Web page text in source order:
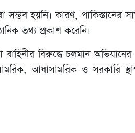
সম্ভব হয়নি। কারণ, পাকিস্তানের
তথ্য প্রকাশ করেনি।
বাহিনীর বিরুদ্ধে চলমান
আধাসামরিক ও সরকারি